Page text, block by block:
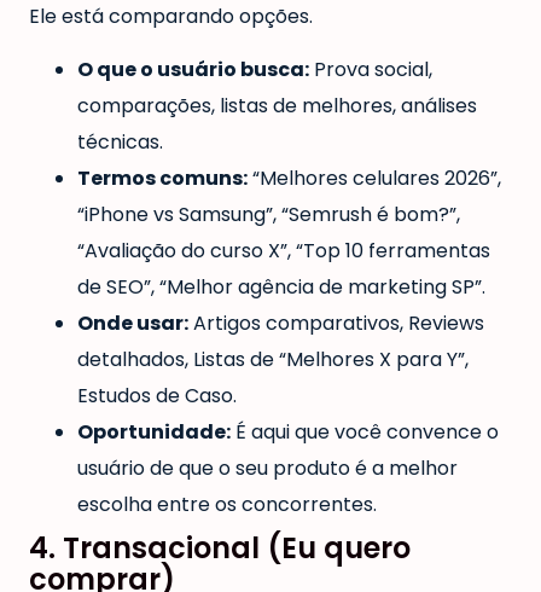
Ele está comparando opções.
O que o usuário busca: Prova social,
comparações, listas de melhores, análises
técnicas.
Termos comuns:“Melhores celulares 2026”,
“iPhone vs Samsung”, “Semrush é bom?”,
“Avaliação do curso X”, “Top 10 ferramentas
de SEO”, “Melhor agência de marketing SP”.
Onde usar:Artigos comparativos, Reviews
detalhados, Listas de “Melhores X para Y”,
Estudos de Caso.
Oportunidade: É aqui que você convence o
usuário de que o seu produto é a melhor
escolha entre os concorrentes.
4. Transacional (Eu quero
comprar)